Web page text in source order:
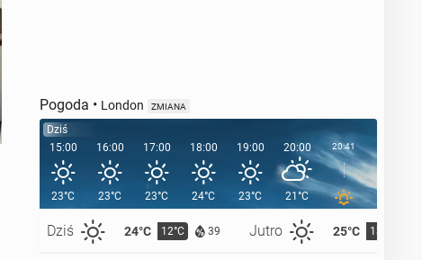
Pogoda • London ZMIANA
Dziś
15:00
23°C
Dziś 24°C 12°C 39 Jutro 25°C 13°C
16:00
23°C
17:00
23°C
18:00
24°C
19:00
23°C
20:00
21°C
20:41 21:00